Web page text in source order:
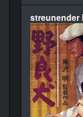
streunender